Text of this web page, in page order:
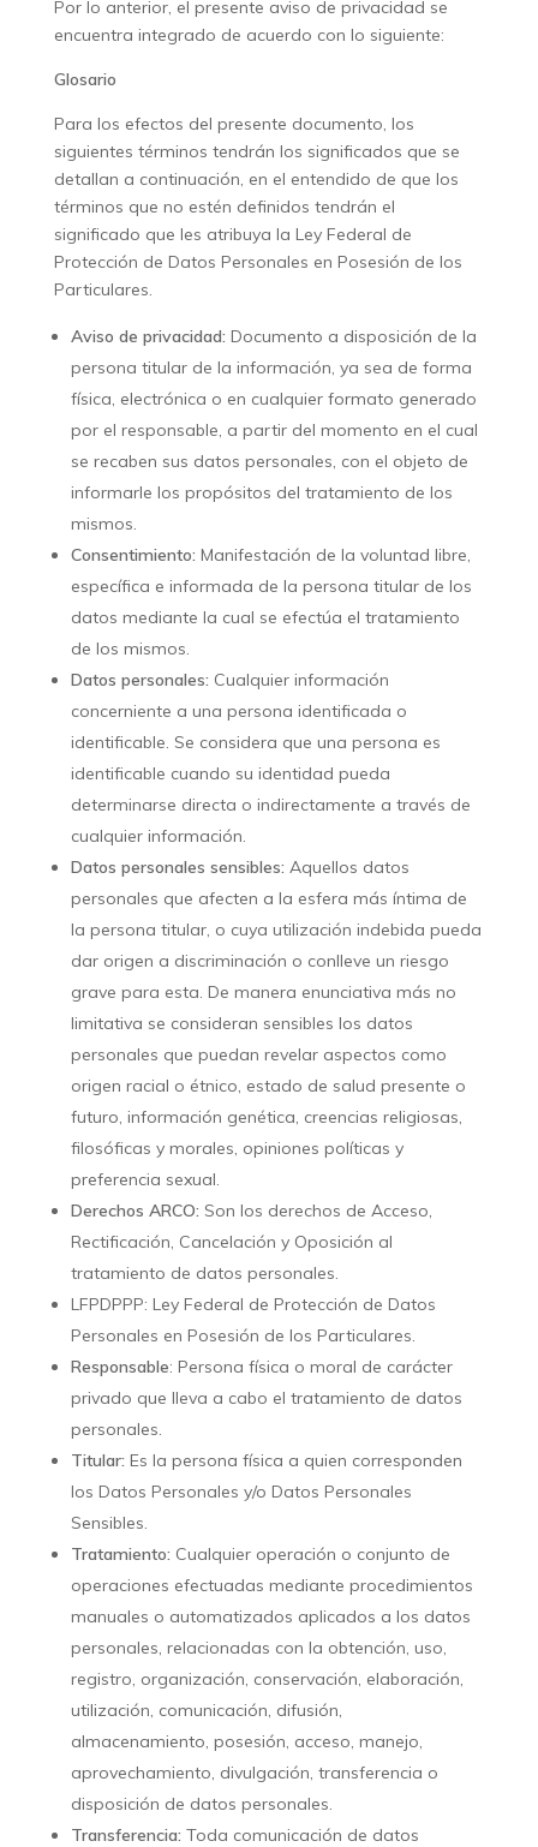
Por lo anterior, el presente aviso de privacidad se
encuentra integrado de acuerdo con lo siguiente:
Glosario
Para los efectos del presente documento, los
siguientes términos tendrán los significados que se
detallan a continuación, en el entendido de que los
términos que no estén definidos tendrán el
significado que les atribuya la Ley Federal de
Protección de Datos Personales en Posesión de los
Particulares.
Aviso de privacidad: Documento a disposición de la
persona titular de la información, ya sea de forma
física, electrónica o en cualquier formato generado
por el responsable, a partir del momento en el cual
se recaben sus datos personales, con el objeto de
informarle los propósitos del tratamiento de los
mismos.
Consentimiento: Manifestación de la voluntad libre,
específica e informada de la persona titular de los
datos mediante la cual se efectúa el tratamiento
de los mismos.
Datos personales: Cualquier información
concerniente a una persona identificada o
identificable. Se considera que una persona es
identificable cuando su identidad pueda
determinarse directa o indirectamente a través de
cualquier información.
Datos personales sensibles: Aquellos datos
personales que afecten a la esfera más íntima de
la persona titular, o cuya utilización indebida pueda
dar origen a discriminación o conlleve un riesgo
grave para esta. De manera enunciativa más no
limitativa se consideran sensibles los datos
personales que puedan revelar aspectos como
origen racial o étnico, estado de salud presente o
futuro, información genética, creencias religiosas,
filosóficas y morales, opiniones políticas y
preferencia sexual.
Derechos ARCO: Son los derechos de Acceso,
Rectificación, Cancelación y Oposición al
tratamiento de datos personales.
LFPDPPP: Ley Federal de Protección de Datos
Personales en Posesión de los Particulares.
Responsable: Persona física o moral de carácter
privado que lleva a cabo el tratamiento de datos
personales.
Titular: Es la persona física a quien corresponden
los Datos Personales y/o Datos Personales
Sensibles.
Tratamiento: Cualquier operación o conjunto de
operaciones efectuadas mediante procedimientos
manuales o automatizados aplicados a los datos
personales, relacionadas con la obtención, uso,
registro, organización, conservación, elaboración,
utilización, comunicación, difusión,
almacenamiento, posesión, acceso, manejo,
aprovechamiento, divulgación, transferencia o
disposición de datos personales.
Transferencia: Toda comunicación de datos